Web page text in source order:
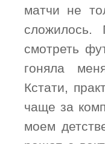
матчи не
смотреть
гоняла
Кстати,
чаще за
моем